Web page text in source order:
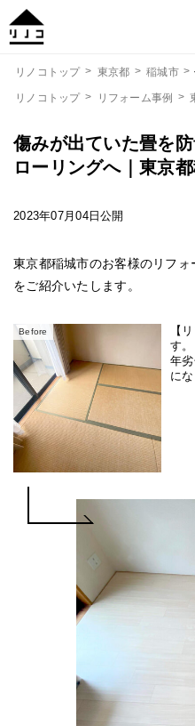
リノコトップ 東京都 稲城市
リノコトップ リフォーム事例
傷みが出ていた畳を
ローリングへ｜東京
2023年07月04日公開
東京都稲城市のお客様のリフ
をご紹介いたします。
Before
【
す
年
に